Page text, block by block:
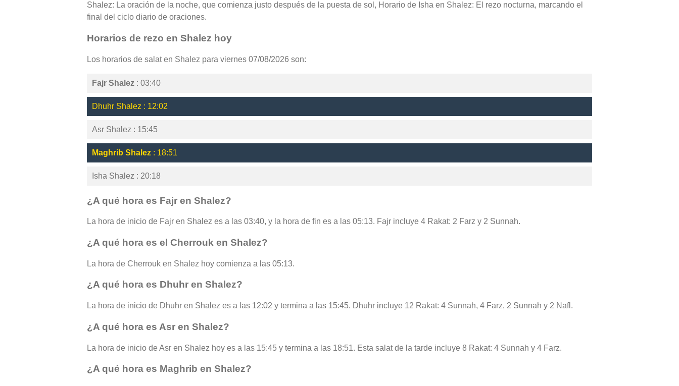
Shalez: La oración de la noche, que comienza justo después de la puesta de sol, Horario de Isha en Shalez: El rezo nocturna, marcando el
final del ciclo diario de oraciones.
Horarios de rezo en Shalez hoy
Los horarios de salat en Shalez para viernes 07/08/2026 son:
Fajr Shalez : 03:40
Dhuhr Shalez : 12:02
Asr Shalez : 15:45
Maghrib Shalez : 18:51
Isha Shalez : 20:18
¿A qué hora es Fajr en Shalez?
La hora de inicio de Fajr en Shalez es a las 03:40, y la hora de fin es a las 05:13. Fajr incluye 4 Rakat: 2 Farz y 2 Sunnah.
¿A qué hora es el Cherrouk en Shalez?
La hora de Cherrouk en Shalez hoy comienza a las 05:13.
¿A qué hora es Dhuhr en Shalez?
La hora de inicio de Dhuhr en Shalez es a las 12:02 y termina a las 15:45. Dhuhr incluye 12 Rakat: 4 Sunnah, 4 Farz, 2 Sunnah y 2 Nafl.
¿A qué hora es Asr en Shalez?
La hora de inicio de Asr en Shalez hoy es a las 15:45 y termina a las 18:51. Esta salat de la tarde incluye 8 Rakat: 4 Sunnah y 4 Farz.
¿A qué hora es Maghrib en Shalez?